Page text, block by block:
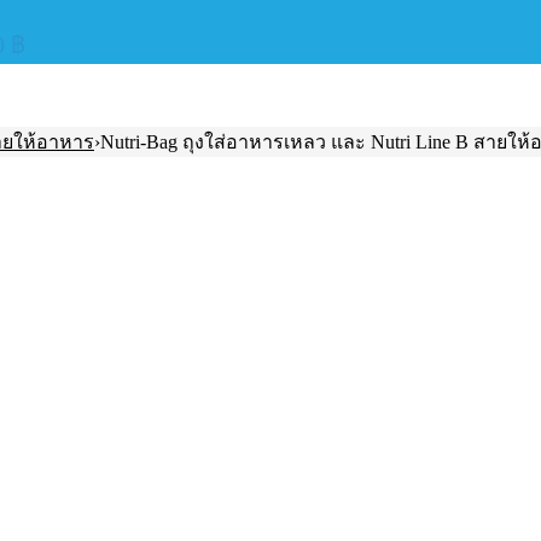
ให้อาหาร›Nutri-Bag ถุงใส่อาหารเหลว และ Nutri Line B สายให้